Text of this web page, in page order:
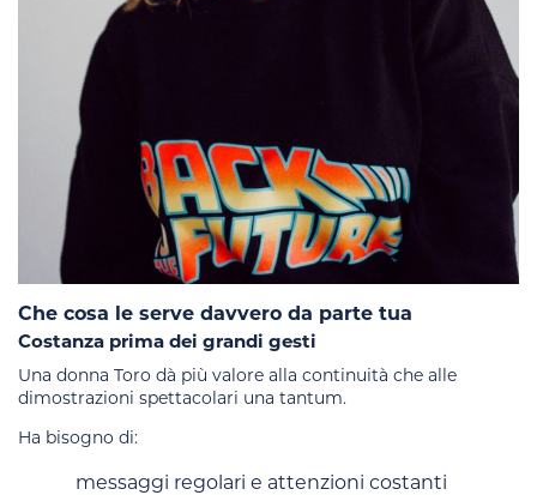
Che cosa le serve davvero da parte tua
Costanza prima dei grandi gesti
Una donna Toro dà più valore alla continuità che alle
dimostrazioni spettacolari una tantum.
Ha bisogno di:
messaggi regolari e attenzioni costanti